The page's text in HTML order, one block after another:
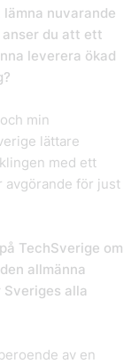
nuvarande
anser du att ett
leverera ökad
min
lättare
med ett
avgörande för just
TechSverige om
allmänna
alla
av en